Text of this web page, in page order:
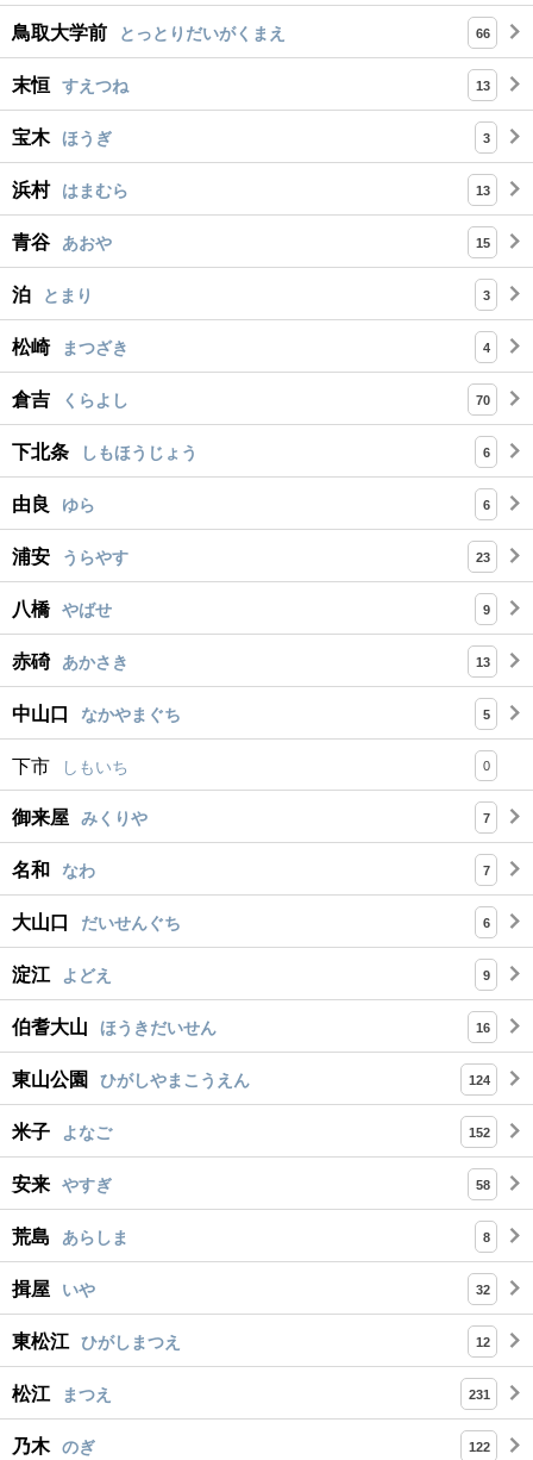
鳥取大学前 とっとりだいがくまえ 66
末恒 すえつね 13
宝木 ほうぎ 3
浜村 はまむら 13
青谷 あおや 15
泊 とまり 3
松崎 まつざき 4
倉吉 くらよし 70
下北条 しもほうじょう 6
由良 ゆら 6
浦安 うらやす 23
八橋 やばせ 9
赤碕 あかさき 13
中山口 なかやまぐち 5
下市 しもいち 0
御来屋 みくりや 7
名和 なわ 7
大山口 だいせんぐち 6
淀江 よどえ 9
伯耆大山 ほうきだいせん 16
東山公園 ひがしやまこうえん 124
米子 よなご 152
安来 やすぎ 58
荒島 あらしま 8
揖屋 いや 32
東松江 ひがしまつえ 12
松江 まつえ 231
乃木 のぎ 122